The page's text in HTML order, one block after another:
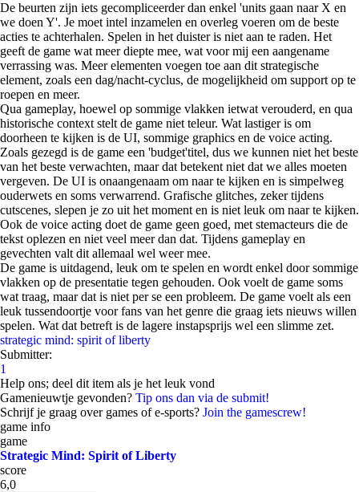
De beurten zijn iets gecompliceerder dan enkel 'units gaan naar X en
we doen Y'. Je moet intel inzamelen en overleg voeren om de beste
acties te achterhalen. Spelen in het duister is niet aan te raden. Het
geeft de game wat meer diepte mee, wat voor mij een aangename
verrassing was. Meer elementen voegen toe aan dit strategische
element, zoals een dag/nacht-cyclus, de mogelijkheid om support op te
roepen en meer.
Qua gameplay, hoewel op sommige vlakken ietwat verouderd, en qua
historische context stelt de game niet teleur. Wat lastiger is om
doorheen te kijken is de UI, sommige graphics en de voice acting.
Zoals gezegd is de game een 'budget'titel, dus we kunnen niet het beste
van het beste verwachten, maar dat betekent niet dat we alles moeten
vergeven. De UI is onaangenaam om naar te kijken en is simpelweg
ouderwets en soms verwarrend. Grafische glitches, zeker tijdens
cutscenes, slepen je zo uit het moment en is niet leuk om naar te kijken.
Ook de voice acting doet de game geen goed, met stemacteurs die de
tekst oplezen en niet veel meer dan dat. Tijdens gameplay en
gevechten valt dit allemaal wel weer mee.
De game is uitdagend, leuk om te spelen en wordt enkel door sommige
vlakken op de presentatie tegen gehouden. Ook voelt de game soms
wat traag, maar dat is niet per se een probleem. De game voelt als een
leuk tussendoortje voor fans van het genre die graag iets nieuws willen
spelen. Wat dat betreft is de lagere instapsprijs wel een slimme zet.
strategic mind: spirit of liberty
Submitter:
1
Help ons; deel dit item als je het leuk vond
Gamenieuwtje gevonden? Tip ons dan via de submit!
Schrijf je graag over games of e-sports? Join the gamescrew!
game info
game
Strategic Mind: Spirit of Liberty
score
6,0